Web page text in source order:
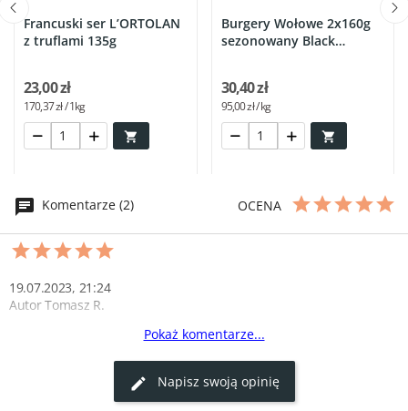
Francuski ser L’ORTOLAN
z truflami 135g

23,00 zł
170,37 zł / 1kg
Burgery Wołowe 2x160g
sezonowany Black

30,40 zł
95,00 zł / kg
Komentarze (2) OCENA
19.07.2023, 21:24
Autor Tomasz R.
Najlepszy stek, jaki jadłem
Ten stek to prawdziwa uczta. Soczysty i pełen smaku. Super-
stek.pl to miejsce dla miłośników mięsa!
Pokaż komentarze...
Napisz swoją opinię